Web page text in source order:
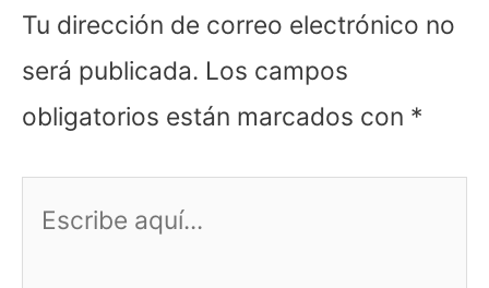
Tu dirección de correo electrónico no
será publicada. Los campos
obligatorios están marcados con *